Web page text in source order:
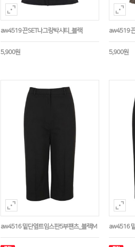
aw4519 끈SET나그랑박시티_블랙
5,900원
aw4519
5,900원
aw4516 밑단옆트임스판5부팬츠_블랙M aw4516